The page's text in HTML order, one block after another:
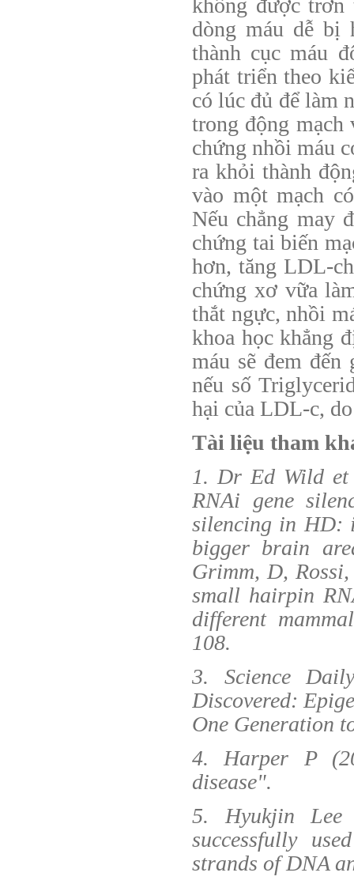
không được trơn
dòng máu dễ bị
thành cục máu
phát triển theo
có lúc đủ để làm
trong động
chứng nhồi máu
ra khỏi thành
vào một mạch
Nếu chẳng may
chứng tai biến
hơn, tăng LDL-
chứng xơ vữa
thắt ngực, nhồi
khoa học khẳng
máu sẽ đem
nếu số
hại của LDL-c,
Tài liệu tham
1. Dr Ed Wild et
RNAi gene
silencing in HD:
bigger brain
Grimm, D,
small hairpin
different
108.
3. Science
Discovered:
One Generation
4. Harper P
disease".
5. Hyukjin Lee
successfully
strands of DNA